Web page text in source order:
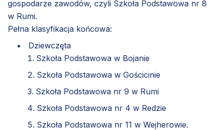
gospodarze zawodów, czyli Szkoła Podstawowa nr 8
w Rumi.
Pełna klasyfikacja końcowa:
Dziewczęta
Szkoła Podstawowa w Bojanie
Szkoła Podstawowa w Gościcinie
Szkoła Podstawowa nr 9 w Rumi
Szkoła Podstawowa nr 4 w Redzie
Szkoła Podstawowa nr 11 w Wejherowie.